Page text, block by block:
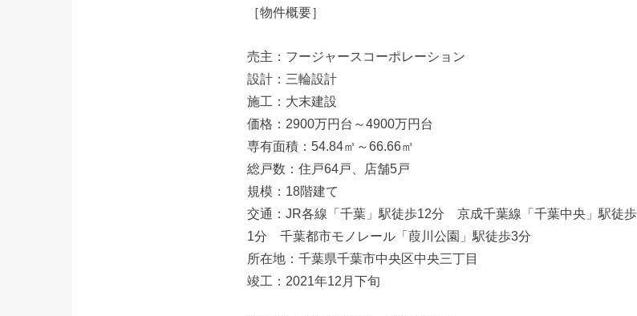
［物件概要］
売主：フージャースコーポレーション
設計：三輪設計
施工：大末建設
価格：2900万円台～4900万円台
専有面積：54.84㎡～66.66㎡
総戸数：住戸64戸、店舗5戸
規模：18階建て
交通：JR各線「千葉」駅徒歩12分 京成千葉線「千葉中央」駅徒
1分 千葉都市モノレール「葭川公園」駅徒歩3分
所在地：千葉県千葉市中央区中央三丁目
竣工：2021年12月下旬